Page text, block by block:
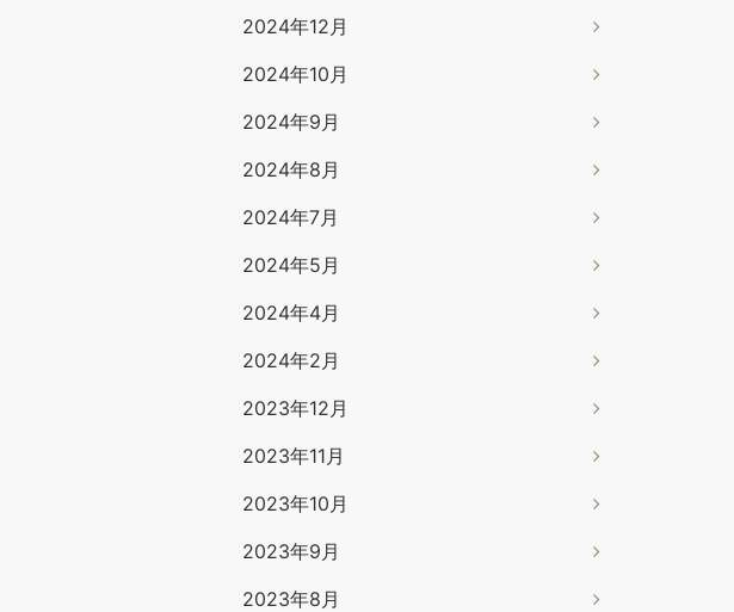
2024年12月
2024年10月
2024年9月
2024年8月
2024年7月
2024年5月
2024年4月
2024年2月
2023年12月
2023年11月
2023年10月
2023年9月
2023年8月